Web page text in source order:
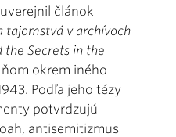
uverejnil článok
tajomstvá v archívoch
the Secrets in the
okrem iného
Podľa jeho tézy
potvrdzujú
antisemitizmus